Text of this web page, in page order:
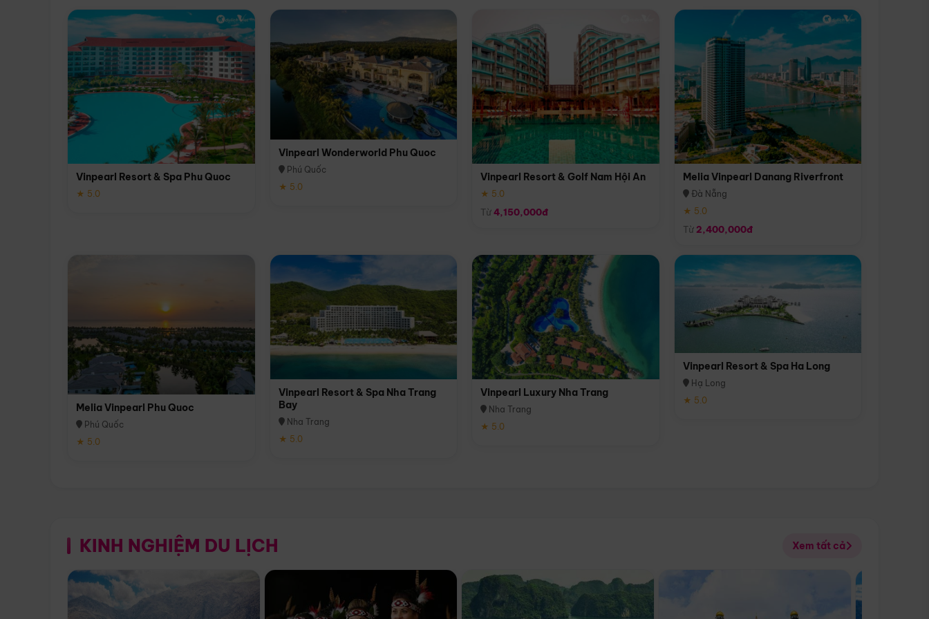
Vinpearl Resort & Spa Phu Quoc
★ 5.0
Vinpearl Wonderworld Phu Quoc
Phú Quốc
★ 5.0
Vinpearl Resort & Golf Nam Hội An
★ 5.0
Từ4,150,000đ
Melia Vinpearl Danang Riverfront
Đà Nẵng
★ 5.0
Từ 2,400,000đ
Melia Vinpearl Phu Quoc
Phú Quốc
★ 5.0
Vinpearl Resort & Spa Nha Trang
Bay
Nha Trang
★ 5.0
Vinpearl Luxury Nha Trang
Nha Trang
★ 5.0
Vinpearl Resort & Spa Ha Long
Hạ Long
★ 5.0
KINH NGHIỆM DU LỊCH Xem tất cả